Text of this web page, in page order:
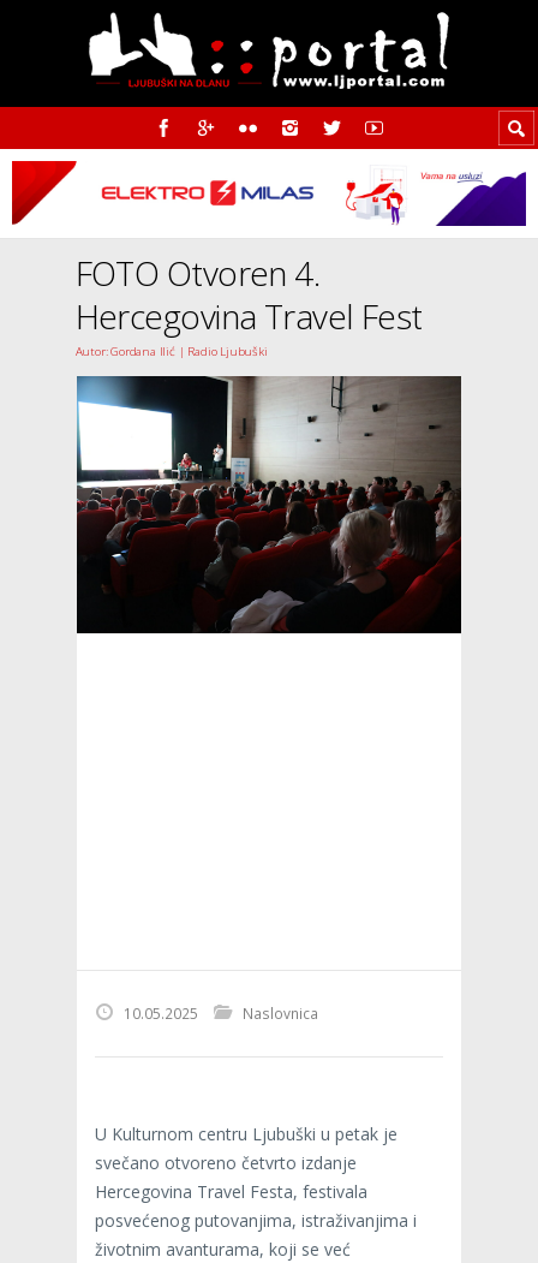
FOTO Otvoren 4.
Hercegovina Travel Fest
Autor: Gordana Ilić | Radio Ljubuški
10.05.2025 Naslovnica
U Kulturnom centru Ljubuški u petak je
svečano otvoreno četvrto izdanje
Hercegovina Travel Festa, festivala
posvećenog putovanjima, istraživanjima i
životnim avanturama, koji se već